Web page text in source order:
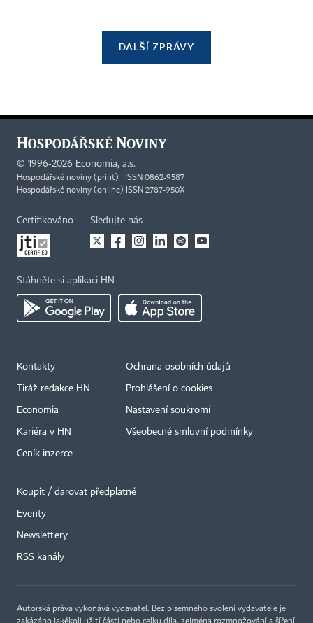
DALŠÍ ZPRÁVY
© 1996-2026 Economia, a.s.
Hospodářské noviny (print) ISSN 0862-9587
Hospodářské noviny (online) ISSN 2787-950X
Certifikováno Sledujte nás
Stáhněte si aplikaci HN
Kontakty
Tiráž redakce HN
Economia
Kariéra v HN
Ceník inzerce
Ochrana osobních údajů
Prohlášení o cookies
Nastavení soukromí
Všeobecné smluvní podmínky
Koupit / darovat předplatné
Eventy
Newslettery
RSS kanály
Autorská práva vykonává vydavatel. Bez písemného svolení vydavatele je